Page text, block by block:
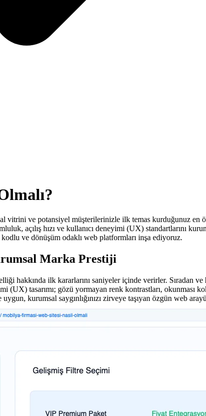
ve potansiyel müşterilerinizle ilk temas kurduğunuz en
açılış hızı ve kullanıcı deneyimi (UX) standartlarını
ve dönüşüm odaklı web platformları inşa ediyoruz.
Marka Prestiji
hakkında ilk kararlarını saniyeler içinde verirler. Sıradan
(UX) tasarımı; gözü yormayan renk kontrastları,
kurumsal saygınlığınızı zirveye taşıyan özgün web